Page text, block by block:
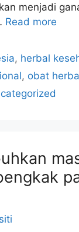
menjadi
Read more
, herbal
, obat
siti